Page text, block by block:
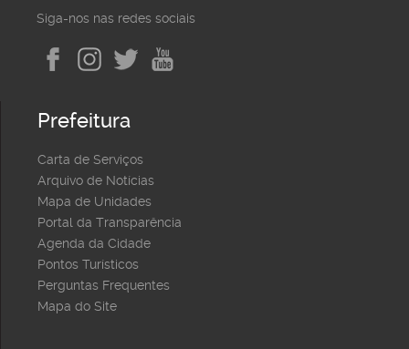
Siga-nos nas redes sociais
Prefeitura
Carta de Serviços
Arquivo de Notícias
Mapa de Unidades
Portal da Transparência
Agenda da Cidade
Pontos Turísticos
Perguntas Frequentes
Mapa do Site